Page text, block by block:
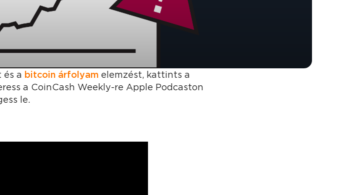
és a bitcoin árfolyam elemzést, kattints a
a CoinCash Weekly-re Apple Podcaston
le.